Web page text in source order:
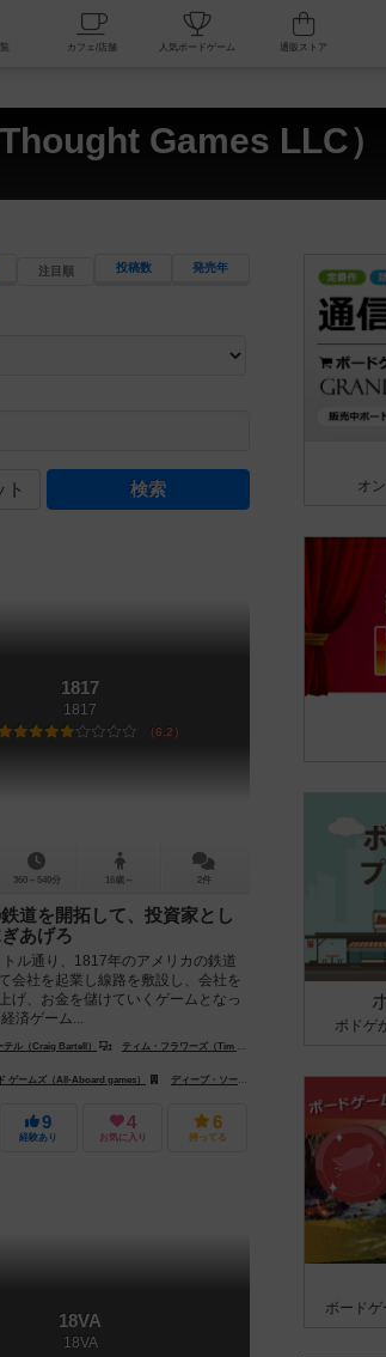
掲示板一覧 カフェ/店舗 人気ボードゲーム
Games LLC）
注目順 投稿数 発売年
します。
時間を指定することができます。マニュアルを読む時間や参
にゲームシステムを理解できるよう、中世ファンタジー・
成するコアシステムです。主にボードゲームに慣れている方
ト
ゴールデン・スパイク・ゲームズ（Golden Spike Games）
1817
1817
6.2
360～540分 16歳～ 2件
道を開拓して、投資家とし
あげろ
ル通り、1817年のアメリカの鉄道
会社を起業し線路を敷設し、会社を
げ、お金を儲けていくゲームとなっ
済ゲーム...
テル（Craig Bartell）
ティム・フラワーズ（Tim Flowers）
ゲームズ（All-Aboard games）
ディープ・ソート・ゲームズ（Deep Thought Games, LLC）
9
経験あり
4
お気に入り
6
持ってる
18VA
18VA
オ
ボドゲ
ボード